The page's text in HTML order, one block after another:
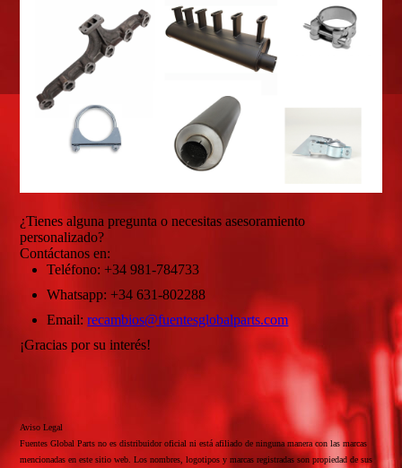
¿Tienes alguna pregunta o necesitas asesoramiento
personalizado?
Contáctanos en:
Teléfono: +34 981-784733
Whatsapp: +34 631-802288
Email:recambios@fuentesglobalparts.com
¡Gracias por su interés!
Aviso Legal
Fuentes Global Parts no es distribuidor oficial ni está afiliado de ninguna manera con las marcas
mencionadas en este sitio web. Los nombres, logotipos y marcas registradas son propiedad de sus